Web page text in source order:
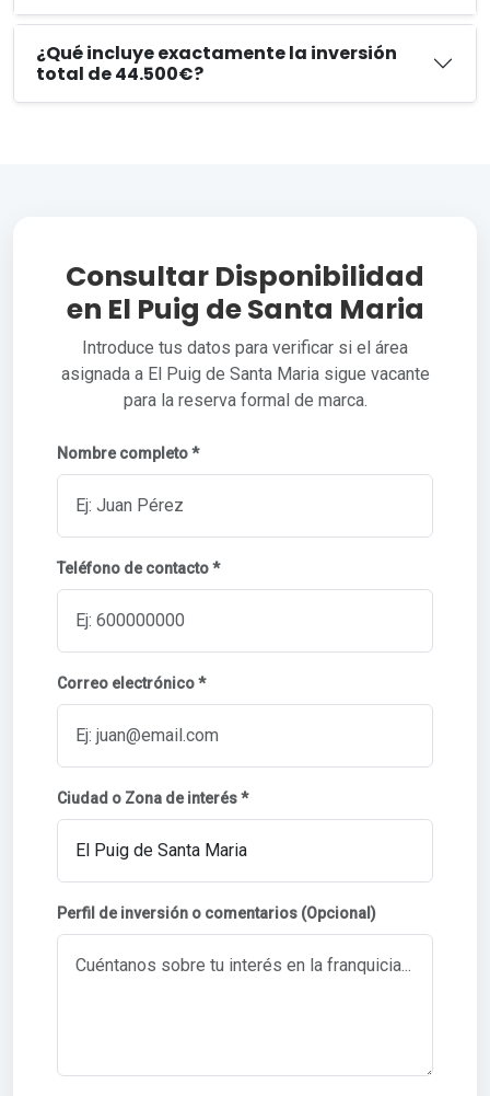
¿Qué incluye exactamente la inversión
total de 44.500€?
Consultar Disponibilidad
en El Puig de Santa Maria
Introduce tus datos para verificar si el área
asignada a El Puig de Santa Maria sigue vacante
para la reserva formal de marca.
Nombre completo *
Teléfono de contacto *
Correo electrónico *
Ciudad o Zona de interés *
Perfil de inversión o comentarios (Opcional)